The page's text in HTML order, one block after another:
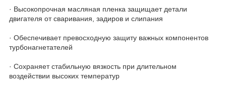
· Высокопрочная масляная пленка защищает детали
двигателя от сваривания, задиров и слипания
· Обеспечивает превосходную защиту важных компонентов
турбонагнетателей
· Сохраняет стабильную вязкость при длительном
воздействии высоких температур